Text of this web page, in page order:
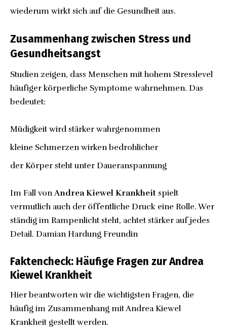
wiederum wirkt sich auf die Gesundheit aus.
Zusammenhang zwischen Stress und
Gesundheitsangst
Studien zeigen, dass Menschen mit hohem Stresslevel
häufiger körperliche Symptome wahrnehmen. Das
bedeutet:
Müdigkeit wird stärker wahrgenommen
kleine Schmerzen wirken bedrohlicher
der Körper steht unter Daueranspannung
Im Fall von Andrea Kiewel Krankheit spielt
vermutlich auch der öffentliche Druck eine Rolle. Wer
ständig im Rampenlicht steht, achtet stärker auf jedes
Detail. Damian Hardung Freundin
Faktencheck: Häufige Fragen zur Andrea
Kiewel Krankheit
Hier beantworten wir die wichtigsten Fragen, die
häufig im Zusammenhang mit Andrea Kiewel
Krankheit gestellt werden.